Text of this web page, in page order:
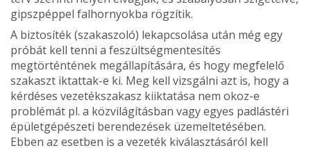
gipszpéppel falhor­nyokba rögzítik.
A biztosíték (szakaszoló) lekapcsolása után még egy
próbát kell tenni a feszültségmentesítés
megtörténtének megállapítására, és hogy megfelelő
szakaszt iktattak-e ki. Meg kell vizsgálni azt is, hogy a
kérdéses vezetékszakasz kiiktatása nem okoz-e
problémát pl. a közvilágításban vagy egyes padlástéri
épületgépészeti berendezések üzemel­tetésében.
Ebben az esetben is a vezeték kiválasztásáról kell